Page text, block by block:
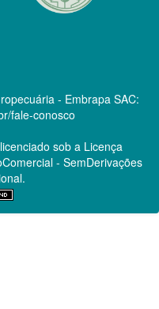
- Embrapa SAC:
fale-conosco
sob a Licença
- SemDerivações